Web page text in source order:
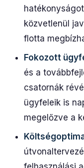
közvetlenül
flotta
Fokozott
és a
csatornák
ügyfeleik is
megelőzve a